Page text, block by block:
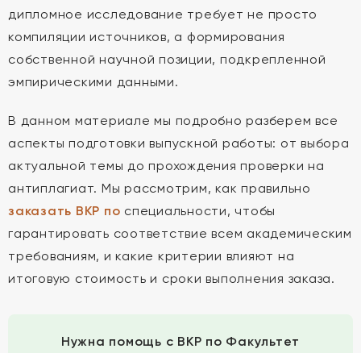
дипломное исследование требует не просто
компиляции источников, а формирования
собственной научной позиции, подкрепленной
эмпирическими данными.
В данном материале мы подробно разберем все
аспекты подготовки выпускной работы: от выбора
актуальной темы до прохождения проверки на
антиплагиат. Мы рассмотрим, как правильно
заказать ВКР по специальности, чтобы
гарантировать соответствие всем академическим
требованиям, и какие критерии влияют на
итоговую стоимость и сроки выполнения заказа.
Нужна помощь с ВКР по Факультет